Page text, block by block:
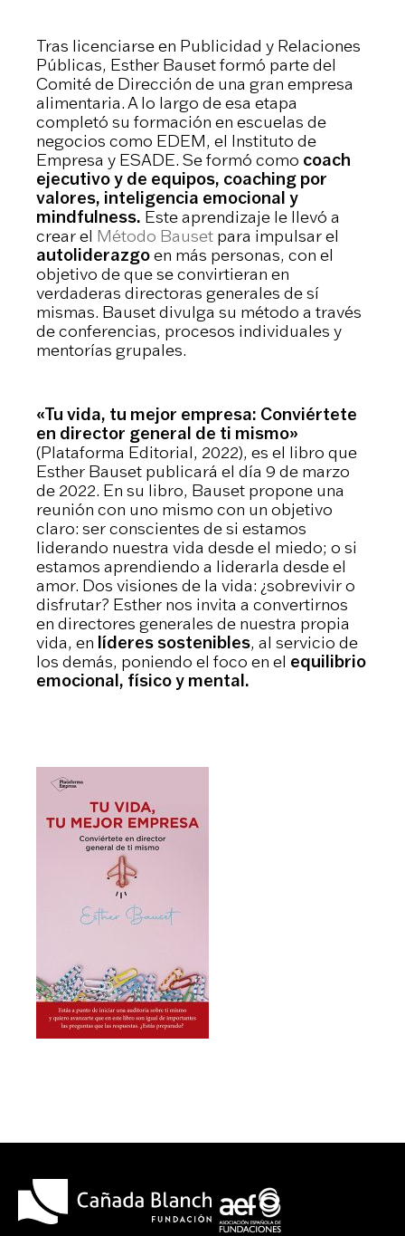
Tras licenciarse en Publicidad y Relaciones
Públicas, Esther Bauset formó parte del
Comité de Dirección de una gran empresa
alimentaria. A lo largo de esa etapa
completó su formación en escuelas de
negocios como EDEM, el Instituto de
Empresa y ESADE. Se formó como coach
ejecutivo y de equipos, coaching por
valores, inteligencia emocional y
mindfulness. Este aprendizaje le llevó a
crear el Método Bauset para impulsar el
autoliderazgoen más personas, con el
objetivo de que se convirtieran en
verdaderas directoras generales de sí
mismas. Bauset divulga su método a través
de conferencias, procesos individuales y
mentorías grupales.
«Tu vida, tu mejor empresa: Conviértete
en director general de ti mismo»
(Plataforma Editorial, 2022), es el libro que
Esther Bauset publicará el día 9 de marzo
de 2022. En su libro, Bauset propone una
reunión con uno mismo con un objetivo
claro: ser conscientes de si estamos
liderando nuestra vida desde el miedo; o si
estamos aprendiendo a liderarla desde el
amor. Dos visiones de la vida: ¿sobrevivir o
disfrutar? Esther nos invita a convertirnos
en directores generales de nuestra propia
vida, en líderes sostenibles, al servicio de
los demás, poniendo el foco en el equilibrio
emocional, físico y mental.